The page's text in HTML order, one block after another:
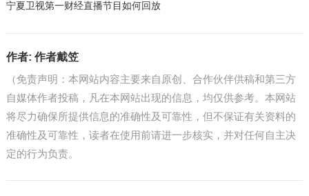
宁夏卫视第一财经直播节目如何回放
作者: 作者戴笠
（免责声明：本网站内容主要来自原创、合作伙伴供稿和第三方
自媒体作者投稿，凡在本网站出现的信息，均仅供参考。本网站
将尽力确保所提供信息的准确性及可靠性，但不保证有关资料的
准确性及可靠性，读者在使用前请进一步核实，并对任何自主决
定的行为负责。